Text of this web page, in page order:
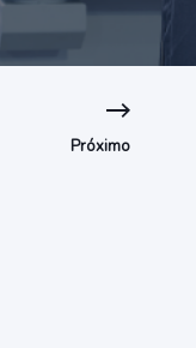
Próximo